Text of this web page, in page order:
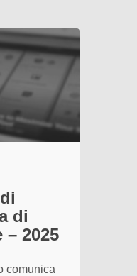
di
– 2025
comunica